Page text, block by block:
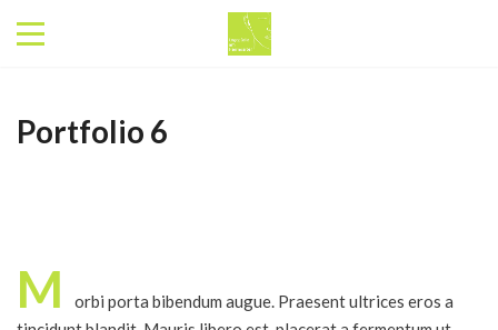
Portfolio 6
M
orbi porta bibendum augue. Praesent ultrices eros a